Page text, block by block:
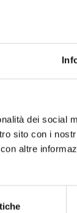
dei social
sito con i
altre
10/2022